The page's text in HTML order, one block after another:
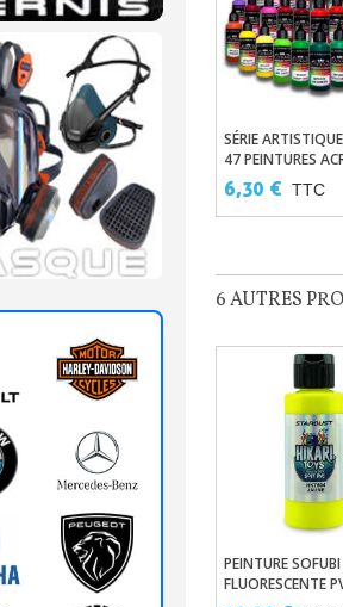
Ajouter Au
SÉRIE
47 PEINTURES
PU POUR
6,30 € TTC
6 AUTRES
Ajouter Au
PEINTURE SOFUBI
FLUORESCENTE